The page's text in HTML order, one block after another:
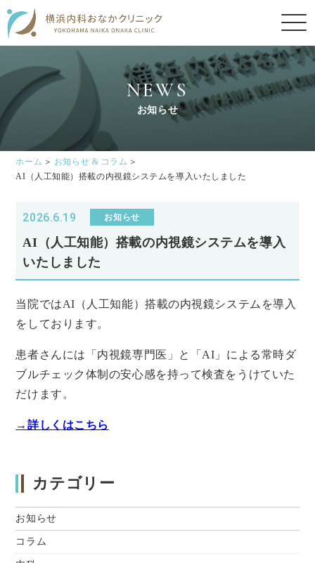
NEWS
お知らせ
ホーム
お知らせ & コラム
AI（人工知能）搭載の内視鏡システムを導入いたしました
カテゴリー
お知らせ
コラム
2026.6.19 お知らせ
AI（人工知能）搭載の内視鏡システムを導入
いたしました
当院ではAI（人工知能）搭載の内視鏡システムを導入
をしております。
患者さんには「内視鏡専門医」と「AI」による常時ダ
ブルチェック体制の安心感を持って検査をうけていた
だけます。
→詳しくはこちら